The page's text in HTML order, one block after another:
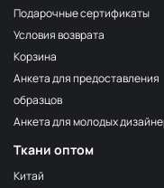
Подарочные сертификаты
Условия возврата
Корзина
Анкета для предоставления
образцов
Анкета для молодых
Ткани оптом
Китай